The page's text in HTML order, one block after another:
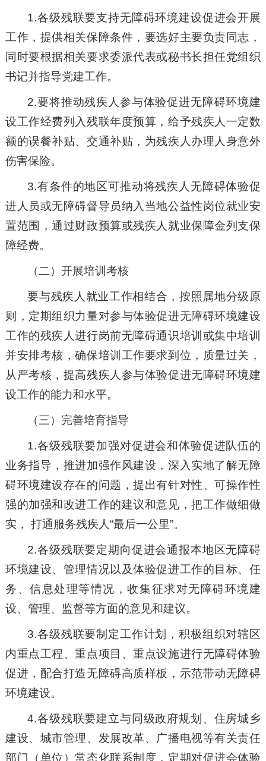
1.各级残联要支持无障碍环境建设促进会开展
工作，提供相关保障条件，要选好主要负责同志，
同时要根据相关要求委派代表或秘书长担任党组织
书记并指导党建工作。
2.要将推动残疾人参与体验促进无障碍环境建
设工作经费列入残联年度预算，给予残疾人一定数
额的误餐补贴、交通补贴，为残疾人办理人身意外
伤害保险。
3.有条件的地区可推动将残疾人无障碍体验促
进人员或无障碍督导员纳入当地公益性岗位就业安
置范围，通过财政预算或残疾人就业保障金列支保
障经费。
（二）开展培训考核
要与残疾人就业工作相结合，按照属地分级原
则，定期组织力量对参与体验促进无障碍环境建设
工作的残疾人进行岗前无障碍通识培训或集中培训
并安排考核，确保培训工作要求到位，质量过关，
从严考核，提高残疾人参与体验促进无障碍环境建
设工作的能力和水平。
（三）完善培育指导
1.各级残联要加强对促进会和体验促进队伍的
业务指导，推进加强作风建设，深入实地了解无障
碍环境建设存在的问题，提出有针对性、可操作性
强的加强和改进工作的建议和意见，把工作做细做
实， 打通服务残疾人“最后一公里”。
2.各级残联要定期向促进会通报本地区无障碍
环境建设、管理情况以及体验促进工作的目标、任
务、信息处理等情况，收集征求对无障碍环境建
设、管理、监督等方面的意见和建议。
3.各级残联要制定工作计划，积极组织对辖区
内重点工程、重点项目、重点设施进行无障碍体验
促进，配合打造无障碍高质样板，示范带动无障碍
环境建设。
4.各级残联要建立与同级政府规划、住房城乡
建设、城市管理、发展改革、广播电视等有关责任
部门（单位）常态化联系制度，定期对促进会体验